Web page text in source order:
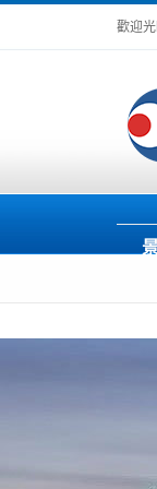
歡迎